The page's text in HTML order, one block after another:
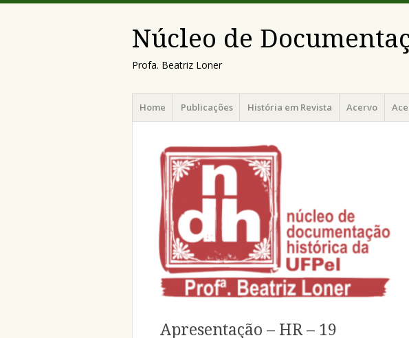
Núcleo de
Profa. Beatriz Loner
Menu
Pular
para
conteúdo
Home Publicações História em Revista Acervo
Apresentação – HR – 19